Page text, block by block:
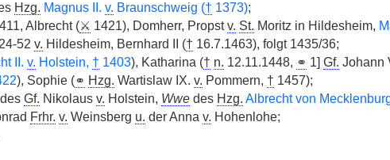
Hzg. Magnus II. v. Braunschweig († 1373);
Albrecht (⚔ 1421), Domherr, Propstv. St. Moritz in Hildesheim,
52 v. Hildesheim, Bernhard II († 16.7.1463), folgt| 1435/36;
II. v. Holstein, † 1403), Katharina († n. 12.11.1448, ⚭ 1] Gf. Johann
), Sophie (⚭ Hzg. Wartislaw IX. v. Pommern, † 1457);
Gf. Nikolaus v. Holstein, Wwedes Hzg. Albrecht von
Frhr. v. Weinsberg u. der Anna v. Hohenlohe;